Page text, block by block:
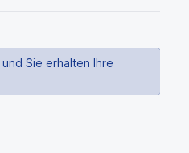
und Sie erhalten Ihre